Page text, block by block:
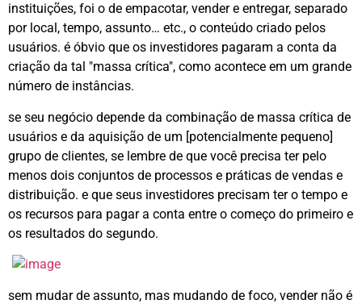
instituições, foi o de empacotar, vender e entregar, separado
por local, tempo, assunto… etc., o conteúdo criado pelos
usuários. é óbvio que os investidores pagaram a conta da
criação da tal "massa crítica", como acontece em um grande
número de instâncias.
se seu negócio depende da combinação de massa crítica de
usuários e da aquisição de um [potencialmente pequeno]
grupo de clientes, se lembre de que você precisa ter pelo
menos dois conjuntos de processos e práticas de vendas e
distribuição. e que seus investidores precisam ter o tempo e
os recursos para pagar a conta entre o começo do primeiro e
os resultados do segundo.
sem mudar de assunto, mas mudando de foco, vender não é